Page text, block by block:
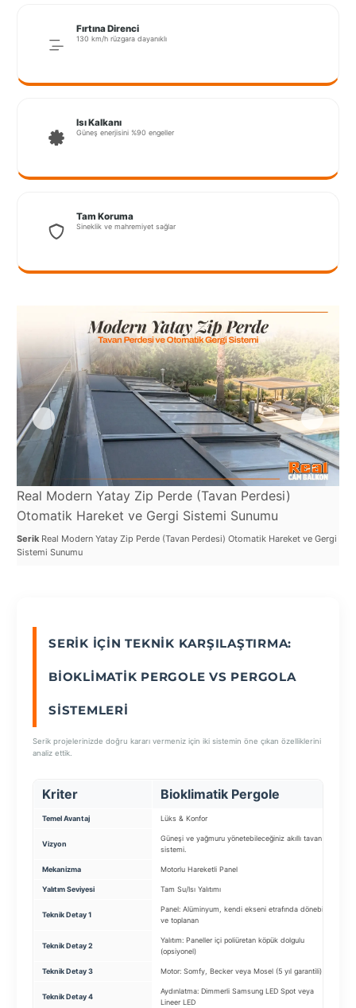
Fırtına Direnci
130 km/h rüzgara dayanıklı
Isı Kalkanı
Güneş enerjisini %90 engeller
Tam Koruma
Sineklik ve mahremiyet sağlar
Real Modern Yatay Zip Perde (Tavan Perdesi)
Otomatik Hareket ve Gergi Sistemi Sunumu
Serik Real Modern Yatay Zip Perde (Tavan Perdesi) Otomatik Hareket ve Gergi
Sistemi Sunumu
SERIK İÇIN TEKNIK KARŞILAŞTIRMA:
BIOKLIMATIK PERGOLE VS PERGOLA
SISTEMLERI
Serik projelerinizde doğru kararı vermeniz için iki sistemin öne çıkan özelliklerini
analiz ettik.
Kriter Bioklimatik Pergole
Temel Avantaj Lüks & Konfor
Vizyon
Güneşi ve yağmuru yönetebileceğiniz akıllı tavan
sistemi.
Mekanizma Motorlu Hareketli Panel
Yalıtım Seviyesi Tam Su/Isı Yalıtımı
Teknik Detay 1
Panel: Alüminyum, kendi ekseni etrafında dönebilen
ve toplanan
Teknik Detay 2
Yalıtım: Paneller içi poliüretan köpük dolgulu
(opsiyonel)
Teknik Detay 3 Motor: Somfy, Becker veya Mosel (5 yıl garantili)
Teknik Detay 4
Aydınlatma: Dimmerli Samsung LED Spot veya
Lineer LED
Avrupa
Kocaeli
Muğla
Muş
Coquitlam
Rize
Sakarya
Sarajevo
Sivas
switzerland
Tilburg
Van
VAZGEÇ
SEÇ